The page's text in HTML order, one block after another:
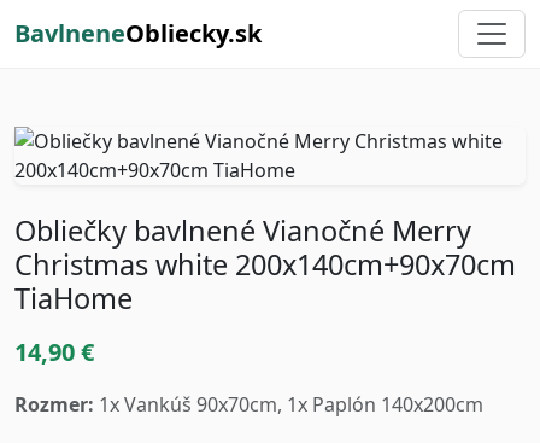
BavlneneObliecky.sk
Obliečky bavlnené Vianočné Merry
Christmas white 200x140cm+90x70cm
TiaHome
14,90 €
Rozmer: 1x Vankúš 90x70cm, 1x Paplón 140x200cm